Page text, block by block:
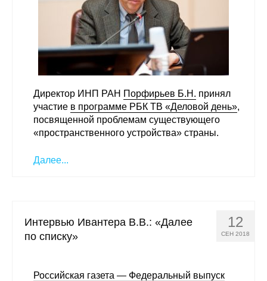
Директор ИНП РАН Порфирьев Б.Н. принял
участие в программе РБК ТВ «Деловой день»,
посвященной проблемам существующего
«пространственного устройства» страны.
Далее...
12
СЕН 2018
Интервью Ивантера В.В.: «Далее
по списку»
Российская газета — Федеральный выпуск